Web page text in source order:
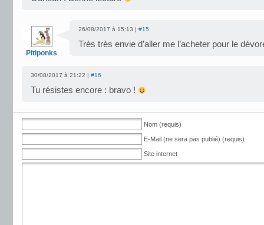
Pitiponks
26/08/2017 à 15:13 | #15
Très très envie d’aller me l’acheter pour le
30/08/2017 à 21:22 | #16
Tu résistes encore : bravo !
Nom (requis)
E-Mail (ne sera pas publié) (requis)
Site internet